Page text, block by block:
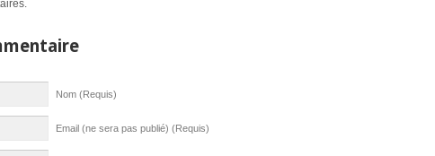
Nom (Requis)
Email (ne sera pas publié) (Requis)